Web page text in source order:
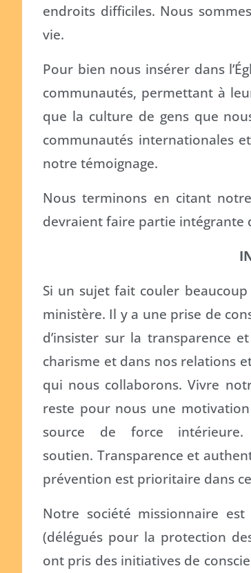
endroits difficiles. Nous
vie.
Pour bien nous insérer dans
communautés, permettant à
que la culture de gens que
communautés internationales
notre témoignage.
Nous terminons en citant
devraient faire partie intégrante
Si un sujet fait couler beaucoup
ministère. Il y a une prise de
d’insister sur la transparence
charisme et dans nos relations
qui nous collaborons. Vivre
reste pour nous une
source de force
soutien. Transparence et
prévention est prioritaire dans
Notre société missionnaire
(délégués pour la protection
ont pris des initiatives de